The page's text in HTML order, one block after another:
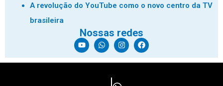
A revolução do YouTube como o novo centro da TV
brasileira
Nossas redes